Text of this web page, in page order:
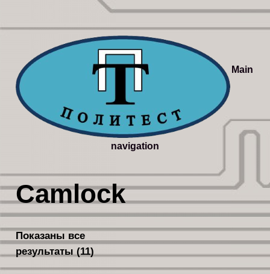
Main
navigation
Camlock
Показаны все
результаты (11)
самые